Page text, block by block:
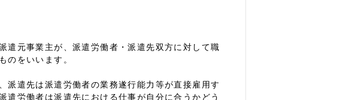
遣元事業主が、派遣労働者・派遣先双方に対して職
のをいいます。
派遣先は派遣労働者の業務遂行能力等が直接雇用す
遣労働者は派遣先における仕事が自分に合うかどう